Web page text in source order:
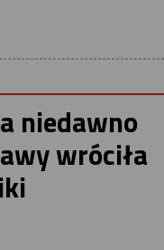
niedawno
wróciła